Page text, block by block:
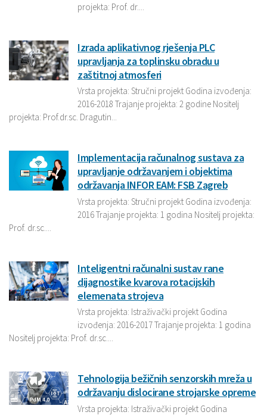
projekta: Prof. dr....
Izrada aplikativnog rješenja PLC
upravljanja za toplinsku obradu u
zaštitnoj atmosferi
Vrsta projekta: Stručni projekt Godina izvođenja:
2016-2018 Trajanje projekta: 2 godine Nositelj
projekta: Prof.dr.sc. Dragutin...
Implementacija računalnog sustava za
upravljanje održavanjem i objektima
održavanja INFOR EAM: FSB Zagreb
Vrsta projekta: Stručni projekt Godina izvođenja:
2016 Trajanje projekta: 1 godina Nositelj projekta:
Prof. dr.sc....
Inteligentni računalni sustav rane
dijagnostike kvarova rotacijskih
elemenata strojeva
Vrsta projekta: Istraživački projekt Godina
izvođenja: 2016-2017 Trajanje projekta: 1 godina
Nositelj projekta: Prof. dr.sc....
Tehnologija bežičnih senzorskih mreža u
održavanju dislocirane strojarske opreme
Vrsta projekta: Istraživački projekt Godina